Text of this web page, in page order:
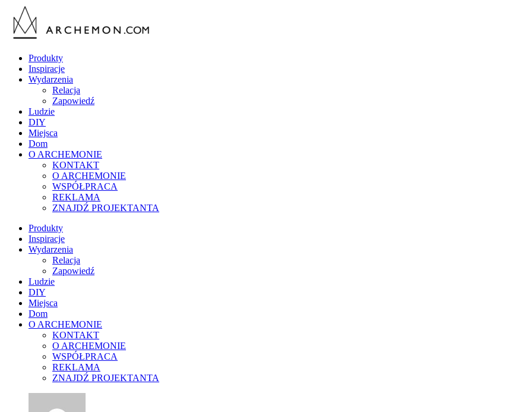
Produkty
Inspiracje
Wydarzenia
Relacja
Zapowiedź
Ludzie
DIY
Miejsca
Dom
O ARCHEMONIE
KONTAKT
O ARCHEMONIE
WSPÓŁPRACA
REKLAMA
ZNAJDŹ PROJEKTANTA
Produkty
Inspiracje
Wydarzenia
Relacja
Zapowiedź
Ludzie
DIY
Miejsca
Dom
O ARCHEMONIE
KONTAKT
O ARCHEMONIE
WSPÓŁPRACA
REKLAMA
ZNAJDŹ PROJEKTANTA